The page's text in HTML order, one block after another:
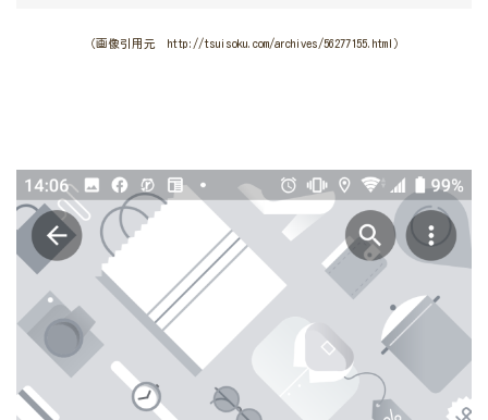
（画像引用元 http://tsuisoku.com/archives/56277155.html）